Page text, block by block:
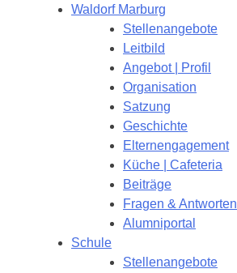
Waldorf Marburg
Stellenangebote
Leitbild
Angebot | Profil
Organisation
Satzung
Geschichte
Elternengagement
Küche | Cafeteria
Beiträge
Fragen & Antworten
Alumniportal
Schule
Stellenangebote